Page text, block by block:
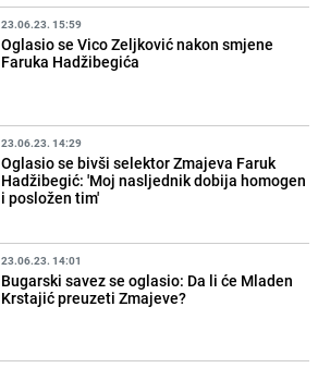
23.06.23. 15:59
Oglasio se Vico Zeljković nakon smjene
Faruka Hadžibegića
23.06.23. 14:29
Oglasio se bivši selektor Zmajeva Faruk
Hadžibegić: 'Moj nasljednik dobija homogen
i posložen tim'
23.06.23. 14:01
Bugarski savez se oglasio: Da li će Mladen
Krstajić preuzeti Zmajeve?